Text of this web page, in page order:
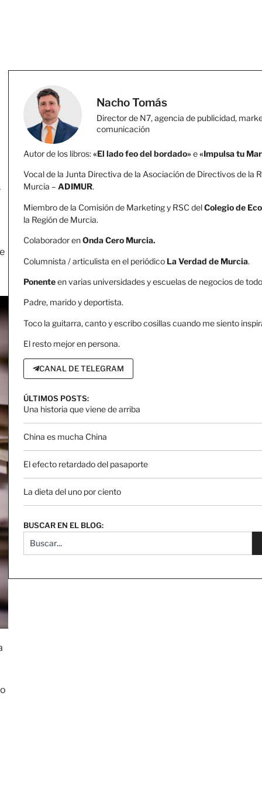
Nacho Tomás
Director de N7, agencia de publicidad,
comunicación
Autor de los libros:«El lado feo del bordado» e«Impulsa tu
Vocal de la Junta Directiva de la Asociación de Directivos de la
Murcia – ADIMUR.
Miembro de la Comisión de Marketing y RSC delColegio de
la Región de Murcia.
Colaborador enOnda Cero Murcia.
Columnista / articulista en el periódico La Verdad de Murcia.
Ponenteen varias universidades y escuelas de negocios de
Padre, marido y deportista.
Toco la guitarra, canto y escribo cosillas cuando me siento
El resto mejor en persona.
CANAL DE TELEGRAM
ÚLTIMOS POSTS:
Una historia que viene de arriba
China es mucha China
El efecto retardado del pasaporte
La dieta del uno por ciento
BUSCAR EN EL BLOG: